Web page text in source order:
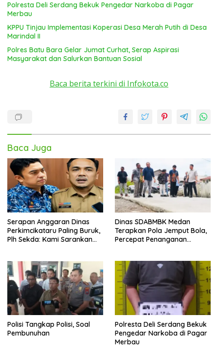
Polresta Deli Serdang Bekuk Pengedar Narkoba di Pagar
Merbau
KPPU Tinjau Implementasi Koperasi Desa Merah Putih di Desa
Marindal II
Polres Batu Bara Gelar Jumat Curhat, Serap Aspirasi
Masyarakat dan Salurkan Bantuan Sosial
Baca berita terkini di Infokota.co
Baca Juga
Serapan Anggaran Dinas
Perkimcikataru Paling Buruk,
Plh Sekda: Kami Sarankan
Dinas SDABMBK Medan
Terapkan Pola Jemput Bola,
Percepat Penanganan
Polisi Tangkap Polisi, Soal
Pembunuhan
Polresta Deli Serdang Bekuk
Pengedar Narkoba di Pagar
Merbau